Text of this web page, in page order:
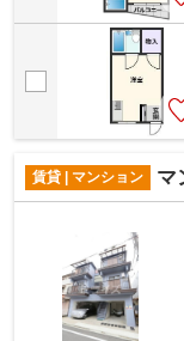
賃貸 | マンション マ